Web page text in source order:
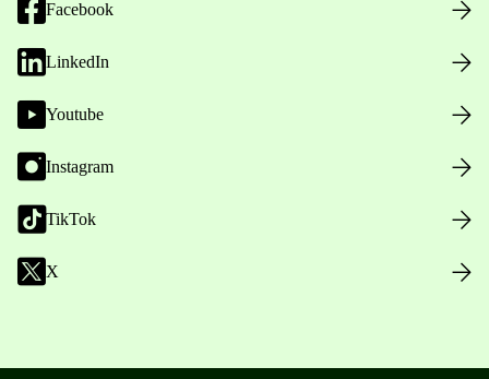
Facebook
LinkedIn
Youtube
Instagram
TikTok
X